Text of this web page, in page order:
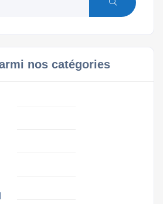
nos catégories